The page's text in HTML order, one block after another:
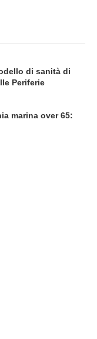
di sanità di
Periferie
marina over 65: